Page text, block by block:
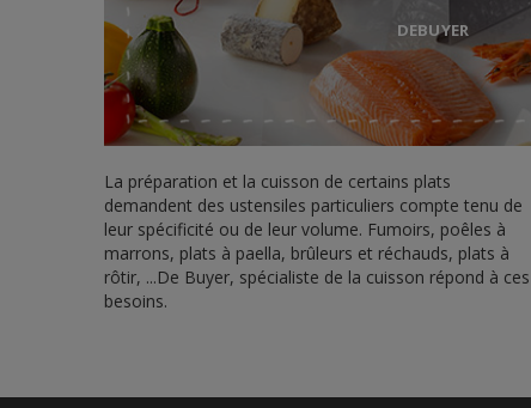
DEBUYER
La préparation et la cuisson de certains plats
demandent des ustensiles particuliers compte tenu de
leur spécificité ou de leur volume. Fumoirs, poêles à
marrons, plats à paella, brûleurs et réchauds, plats à
rôtir, ...De Buyer, spécialiste de la cuisson répond à ces
besoins.